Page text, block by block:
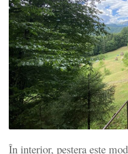
În interior, peștera este